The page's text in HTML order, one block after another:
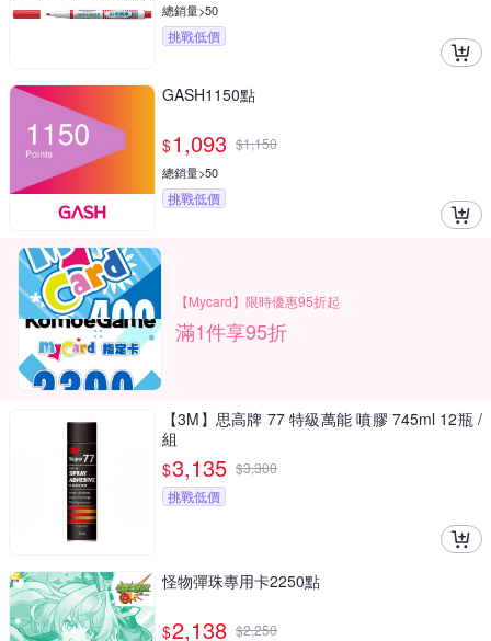
總銷量>50
挑戰低價
GASH1150點
$1,093 $1,150
總銷量>50
挑戰低價
【Mycard】限時優惠95折起
滿1件享95折
【3M】思高牌 77 特級萬能 噴膠 745ml 12瓶 /
組
$3,135 $3,300
挑戰低價
怪物彈珠專用卡2250點
$2,138 $2,250